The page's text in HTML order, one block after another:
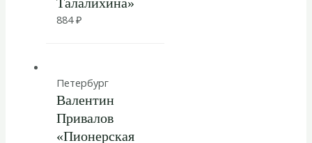
884₽
Петербург
Валентин
Привалов
«Пионерская